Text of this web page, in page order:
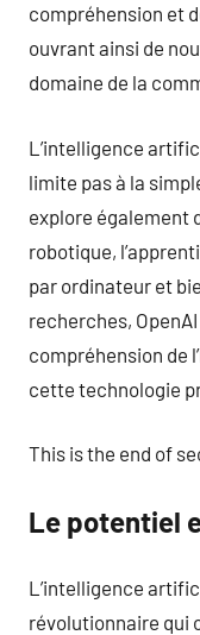
compréhension et
ouvrant ainsi de
domaine de la
L’intelligence
limite pas à la
explore également
robotique,
par ordinateur et
recherches,
compréhension de
cette technologie
This is the end of
Le potentiel
L’intelligence
révolutionnaire qui